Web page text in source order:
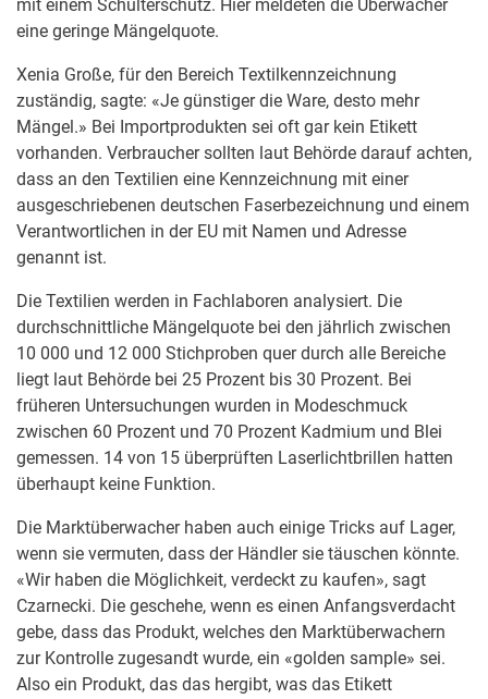
mit einem Schulterschutz. Hier meldeten die Überwacher
eine geringe Mängelquote.
Xenia Große, für den Bereich Textilkennzeichnung
zuständig, sagte: «Je günstiger die Ware, desto mehr
Mängel.» Bei Importprodukten sei oft gar kein Etikett
vorhanden. Verbraucher sollten laut Behörde darauf achten,
dass an den Textilien eine Kennzeichnung mit einer
ausgeschriebenen deutschen Faserbezeichnung und einem
Verantwortlichen in der EU mit Namen und Adresse
genannt ist.
Die Textilien werden in Fachlaboren analysiert. Die
durchschnittliche Mängelquote bei den jährlich zwischen
10 000 und 12 000 Stichproben quer durch alle Bereiche
liegt laut Behörde bei 25 Prozent bis 30 Prozent. Bei
früheren Untersuchungen wurden in Modeschmuck
zwischen 60 Prozent und 70 Prozent Kadmium und Blei
gemessen. 14 von 15 überprüften Laserlichtbrillen hatten
überhaupt keine Funktion.
Die Marktüberwacher haben auch einige Tricks auf Lager,
wenn sie vermuten, dass der Händler sie täuschen könnte.
«Wir haben die Möglichkeit, verdeckt zu kaufen», sagt
Czarnecki. Die geschehe, wenn es einen Anfangsverdacht
gebe, dass das Produkt, welches den Marktüberwachern
zur Kontrolle zugesandt wurde, ein «golden sample» sei.
Also ein Produkt, das das hergibt, was das Etikett